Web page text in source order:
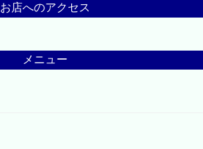
お店へのアクセス
メニュー